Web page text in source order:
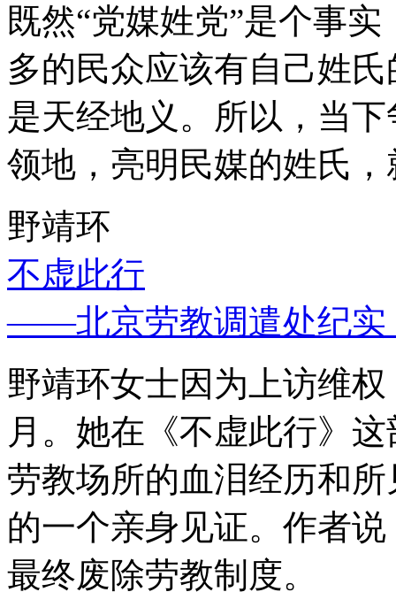
既然“党媒姓党”是个事
多的民众应该有自己姓
是天经地义。所以，当
领地，亮明民媒的姓氏
野靖环
不虚此行
——北京劳教调遣处纪实
野靖环女士因为上访维
月。她在《不虚此行》
劳教场所的血泪经历和
的一个亲身见证。作者
最终废除劳教制度。